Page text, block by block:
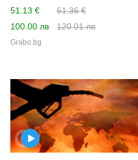
закуск..
51.13 €
61.36 €
100.00 лв
120.01 лв
Grabo.bg